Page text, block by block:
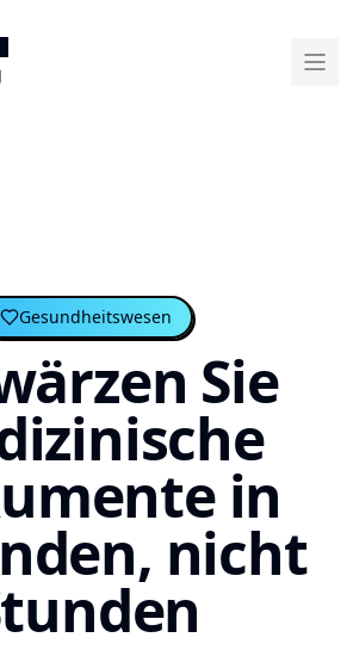
Gesundheitswesen
Sie
in
nicht